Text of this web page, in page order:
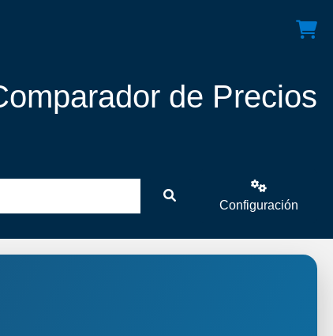
de Precios
Configuración